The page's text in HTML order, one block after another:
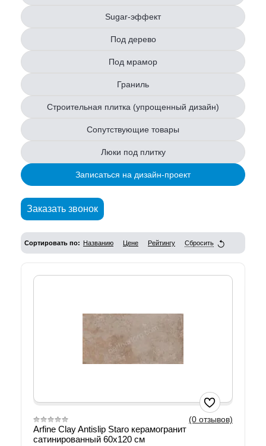
Sugar-эффект
Под дерево
Под мрамор
Граниль
Строительная плитка (упрощенный дизайн)
Сопутствующие товары
Люки под плитку
Записаться на дизайн-проект
Заказать звонок
Сортировать по: Названию Цене Рейтингу Сбросить
(0 отзывов)
Arfine Clay Antislip Staro керамогранит
сатинированный 60х120 см